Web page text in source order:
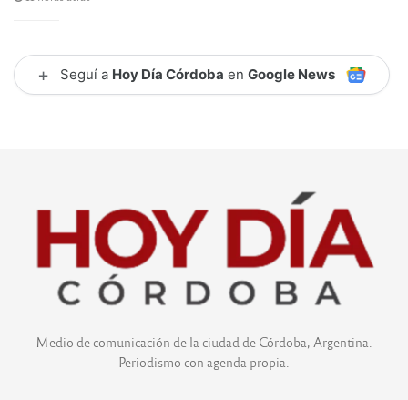
+ Seguí a Hoy Día Córdoba en Google News
Medio de comunicación de la ciudad de Córdoba, Argentina.
Periodismo con agenda propia.